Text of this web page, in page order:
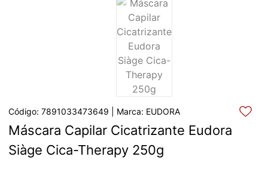
Código: 7891033473649 | Marca: EUDORA
Máscara Capilar Cicatrizante Eudora
Siàge Cica-Therapy 250g